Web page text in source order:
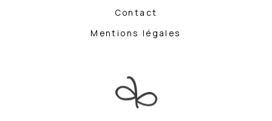
Contact
Mentions légales